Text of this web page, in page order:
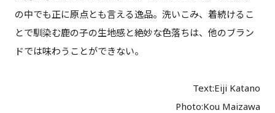
の中でも正に原点とも言える逸品。洗いこみ、着続けるこ
とで馴染む鹿の子の生地感と絶妙な色落ちは、他のブラン
ドでは味わうことができない。
Text:Eiji Katano
Photo:Kou Maizawa